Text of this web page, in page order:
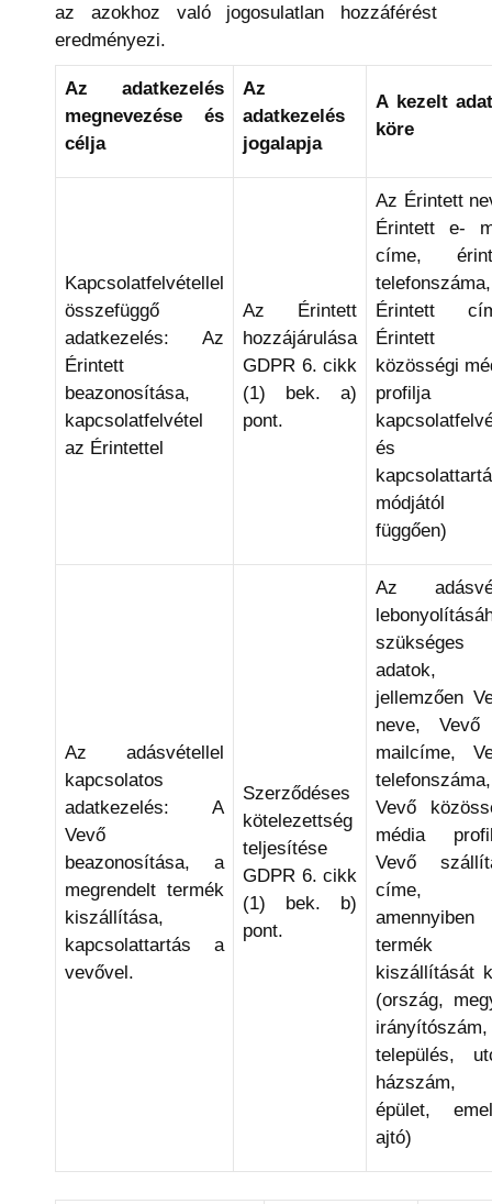
az azokhoz való jogosulatlan hozzáférést
eredményezi.
Az adatkezelés
megnevezése és
célja
Az
adatkezelés
jogalapja
A kezelt
köre
Kapcsolatfelvétellel
összefüggő
adatkezelés: Az
Érintett
beazonosítása,
kapcsolatfelvétel
az Érintettel
Az Érintett
hozzájárulása
GDPR 6. cikk
(1) bek. a)
pont.
Az Érintett
Érintett e-
címe,
telefonszáma,
Érintett
Érintett
közösségi
profilja
és
módjától
függően)
Az adásvétellel
kapcsolatos
adatkezelés: A
Vevő
beazonosítása, a
megrendelt termék
kiszállítása,
kapcsolattartás a
vevővel.
Szerződéses
kötelezettség
teljesítése
GDPR 6. cikk
(1) bek. b)
pont.
Az
szükséges
adatok,
jellemzően
neve, Vevő
mailcíme,
telefonszáma,
Vevő
média
Vevő
címe,
termék
kiszállítását
(ország,
irányítószám,
település,
házszám,
épület,
ajtó)